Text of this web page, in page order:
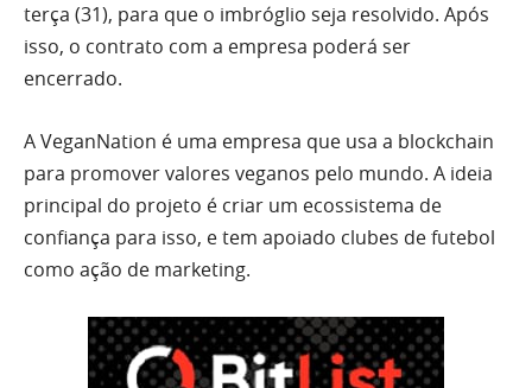
terça (31), para que o imbróglio seja resolvido. Após
isso, o contrato com a empresa poderá ser
encerrado.
A VeganNation é uma empresa que usa a blockchain
para promover valores veganos pelo mundo. A ideia
principal do projeto é criar um ecossistema de
confiança para isso, e tem apoiado clubes de futebol
como ação de marketing.